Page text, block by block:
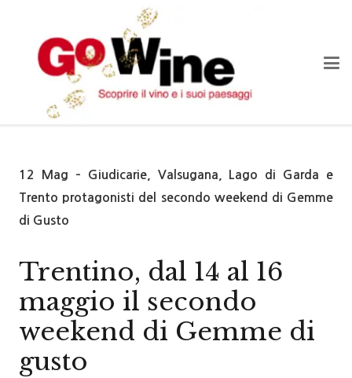
12 Mag – Giudicarie, Valsugana, Lago di Garda e
Trento protagonisti del secondo weekend di Gemme
di Gusto
Trentino, dal 14 al 16
maggio il secondo
weekend di Gemme di
gusto